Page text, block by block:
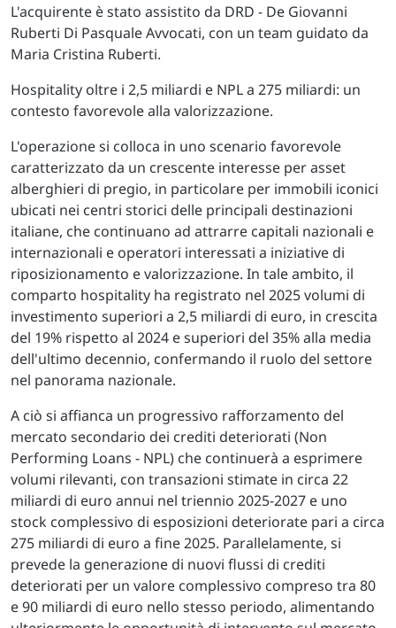
L'acquirente è stato assistito da DRD - De Giovanni
Ruberti Di Pasquale Avvocati, con un team guidato da
Maria Cristina Ruberti.
Hospitality oltre i 2,5 miliardi e NPL a 275 miliardi: un
contesto favorevole alla valorizzazione.
L'operazione si colloca in uno scenario favorevole
caratterizzato da un crescente interesse per asset
alberghieri di pregio, in particolare per immobili iconici
ubicati nei centri storici delle principali destinazioni
italiane, che continuano ad attrarre capitali nazionali e
internazionali e operatori interessati a iniziative di
riposizionamento e valorizzazione. In tale ambito, il
comparto hospitality ha registrato nel 2025 volumi di
investimento superiori a 2,5 miliardi di euro, in crescita
del 19% rispetto al 2024 e superiori del 35% alla media
dell'ultimo decennio, confermando il ruolo del settore
nel panorama nazionale.
A ciò si affianca un progressivo rafforzamento del
mercato secondario dei crediti deteriorati (Non
Performing Loans - NPL) che continuerà a esprimere
volumi rilevanti, con transazioni stimate in circa 22
miliardi di euro annui nel triennio 2025-2027 e uno
stock complessivo di esposizioni deteriorate pari a circa
275 miliardi di euro a fine 2025. Parallelamente, si
prevede la generazione di nuovi flussi di crediti
deteriorati per un valore complessivo compreso tra 80
e 90 miliardi di euro nello stesso periodo, alimentando